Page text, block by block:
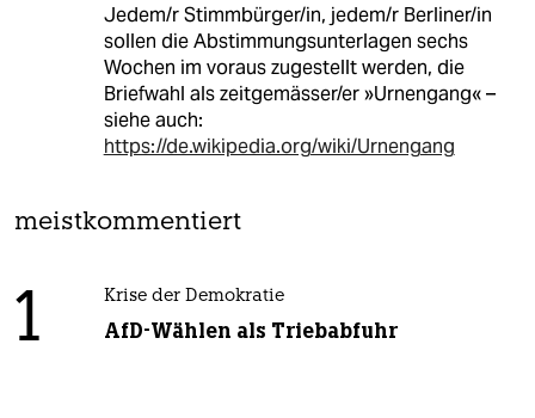
Jedem/r Stimmbürger/in, jedem/r Berliner/in
sollen die Abstimmungsunterlagen sechs
Wochen im voraus zugestellt werden, die
Briefwahl als zeitgemässer/er »Urnengang« –
siehe auch:
https://de.wikipedia.org/wiki/Urnengang
meistkommentiert
1 Krise der Demokratie
AfD-Wählen als Triebabfuhr